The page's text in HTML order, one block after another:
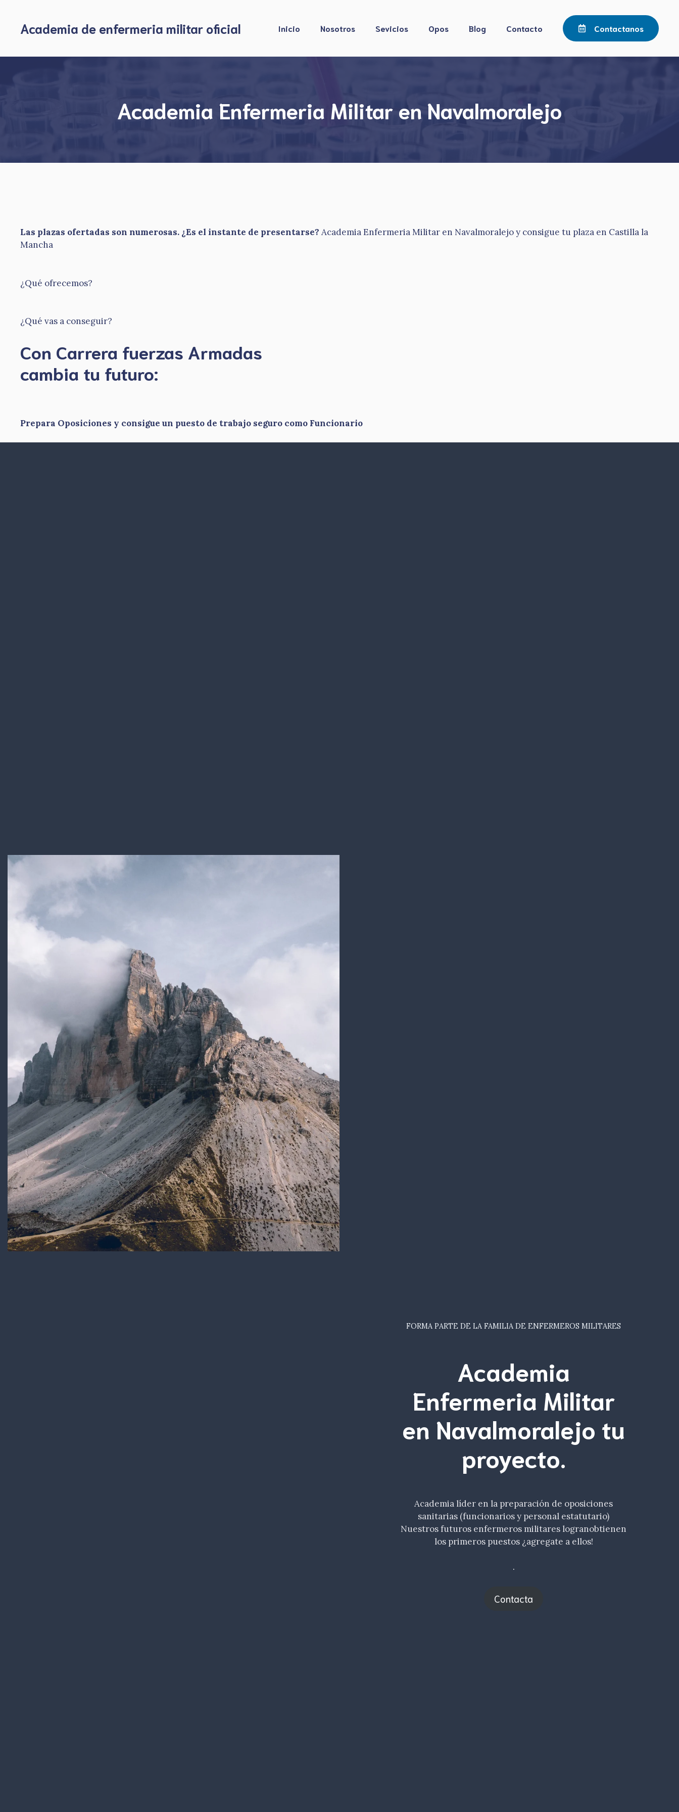
contentAcademia de enfermeria militar oficial Inicio Nosotros Sevicios Opos Blog Contacto Contactanos
Academia Enfermeria Militar en Navalmoralejo
Las plazas ofertadas son numerosas. ¿Es el instante de presentarse? Academia Enfermeria Militar en Navalmoralejo y consigue tu plaza en Castilla la
Mancha
¿Qué ofrecemos?
¿Qué vas a conseguir?
Con Carrera fuerzas Armadas
​cambia tu futuro:
Prepara Oposiciones y consigue un puesto de trabajo seguro como Funcionario
FORMA PARTE DE LA FAMILIA DE ENFERMEROS MILITARES
Academia
Enfermeria Militar
en Navalmoralejo tu
proyecto.
Academia líder en la preparación de oposiciones
sanitarias (funcionarios y personal estatutario)
Nuestros futuros enfermeros militares logranobtienen
los primeros puestos ¿agregate a ellos!
.
Contacta